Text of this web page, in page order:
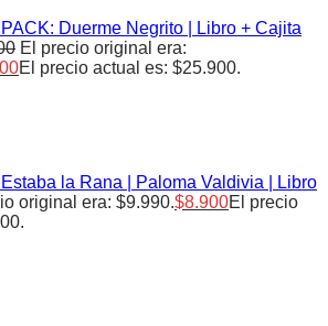
PACK: Duerme Negrito | Libro + Cajita
El precio original era:
El precio actual es: $25.900.
Estaba la Rana | Paloma Valdivia | Libro
original era: $9.990.$8.900El precio